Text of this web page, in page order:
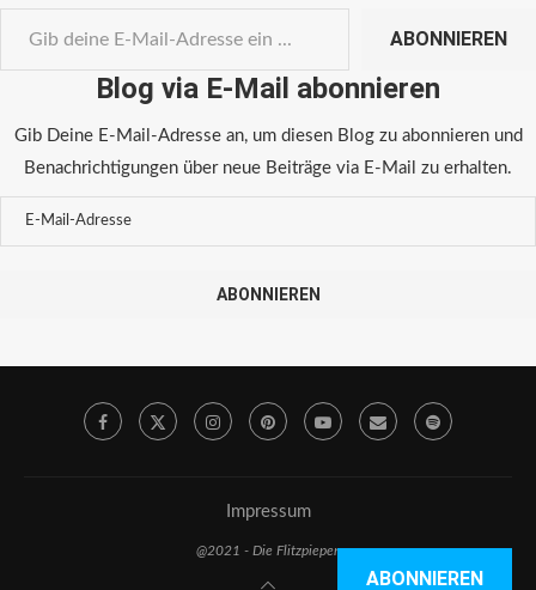
ABONNIEREN
Blog via E-Mail abonnieren
Gib Deine E-Mail-Adresse an, um diesen Blog zu abonnieren und
Benachrichtigungen über neue Beiträge via E-Mail zu erhalten.
ABONNIEREN
Impressum
@2021 - Die Flitzpiepen
ABONNIEREN